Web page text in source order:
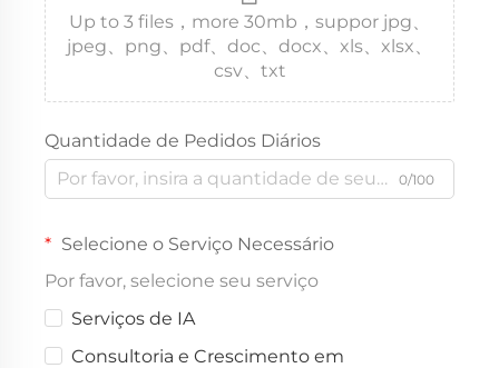
Up to 3 files，more 30mb，suppor jpg、
jpeg、png、pdf、doc、docx、xls、xlsx、
csv、txt
Quantidade de Pedidos Diários
0/100
Selecione o Serviço Necessário
Por favor, selecione seu serviço
Serviços de IA
Consultoria e Crescimento em